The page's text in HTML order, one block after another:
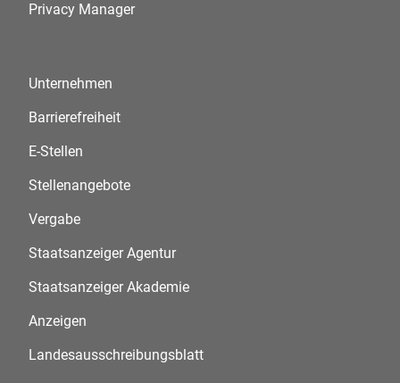
Privacy Manager
Unternehmen
Barrierefreiheit
E-Stellen
Stellenangebote
Vergabe
Staatsanzeiger Agentur
Staatsanzeiger Akademie
Anzeigen
Landesausschreibungsblatt